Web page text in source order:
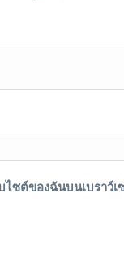
ไซต์ของฉันบนเบราว์